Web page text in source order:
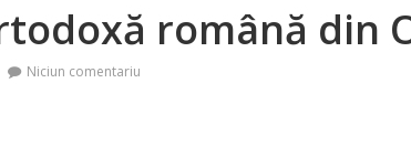
română din
Niciun comentariu